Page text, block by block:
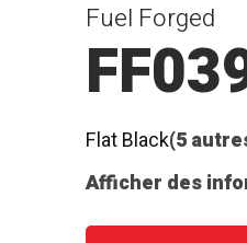
Fuel Forged
Flat Black(5
Afficher des